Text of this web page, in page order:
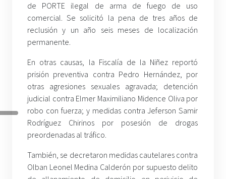
de PORTE ilegal de arma de fuego de uso
comercial. Se solicitó la pena de tres años de
reclusión y un año seis meses de localización
permanente.
En otras causas, la Fiscalía de la Niñez reportó
prisión preventiva contra Pedro Hernández, por
otras agresiones sexuales agravada; detención
judicial contra Elmer Maximiliano Midence Oliva por
robo con fuerza; y medidas contra Jeferson Samir
Rodríguez Chirinos por posesión de drogas
preordenadas al tráfico.
También, se decretaron medidas cautelares contra
Olban Leonel Medina Calderón por supuesto delito